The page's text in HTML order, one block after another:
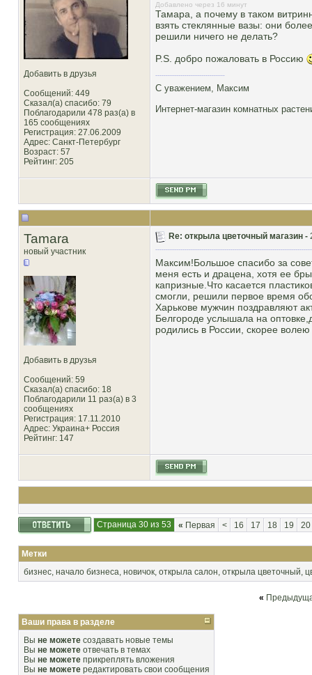
Добавить в друзья
Сообщений: 449
Сказал(а) спасибо: 79
Поблагодарили 478 раз(а) в
165 сообщениях
Регистрация: 27.06.2009
Адрес: Санкт-Петербург
Возраст: 57
Рейтинг: 205
Добавлено через 16 минут
Тамара, а почему в таком
взять стеклянные вазы: они
решили ничего не делать?
P.S. добро пожаловать в Россию
С уважением, Максим
Интернет-магазин комнатных
Tamara
новый участник
Добавить в друзья
Сообщений: 59
Сказал(а) спасибо: 18
Поблагодарили 11 раз(а) в 3
сообщениях
Регистрация: 17.11.2010
Адрес: Украина+ Россия
Рейтинг: 147
Re: открыла цветочный магазин -
Максим!Большое спасибо за
меня есть и драцена, хотя ее
капризные.Что касается
смогли, решили первое время
Харькове мужчин поздравляют
Белгороде услышала на
родились в России, скорее
Страница 30 из 53 « Первая < 16 17 18 19 20
Метки
бизнес, начало бизнеса, новичок, открыла салон, открыла цветочный,
«
Ваши права в разделе
Вы не можете создавать новые темы
Вы не можете отвечать в темах
Вы не можете прикреплять вложения
Вы не можете редактировать свои сообщения